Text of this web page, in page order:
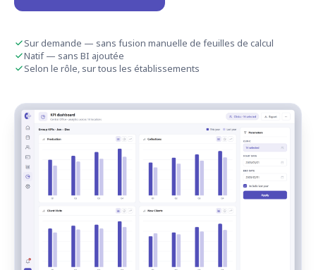
Sur demande — sans fusion manuelle de feuilles de calcul
Natif — sans BI ajoutée
Selon le rôle, sur tous les établissements